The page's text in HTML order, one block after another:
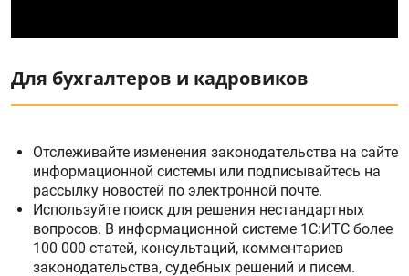
Для бухгалтеров и кадровиков
Отслеживайте изменения законодательства на сайте
информационной системы или подписывайтесь на
рассылку новостей по электронной почте.
Используйте поиск для решения нестандартных
вопросов. В информационной системе 1С:ИТС более
100 000 статей, консультаций, комментариев
законодательства, судебных решений и писем.